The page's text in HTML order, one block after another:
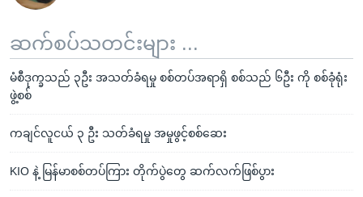
ဆက်စပ်သတင်းများ ...
မံစီဒုက္ခသည် ၃ဦး အသတ်ခံရမှု စစ်တပ်အရာရှိ စစ်သည် ၆ဦး ကို စစ်ခုံရုံး
ဖွဲ့စစ်
ကချင်လူငယ် ၃ ဦး သတ်ခံရမှု အမှုဖွင့်စစ်ဆေး
KIO နဲ့ မြန်မာစစ်တပ်ကြား တိုက်ပွဲတွေ ဆက်လက်ဖြစ်ပွား